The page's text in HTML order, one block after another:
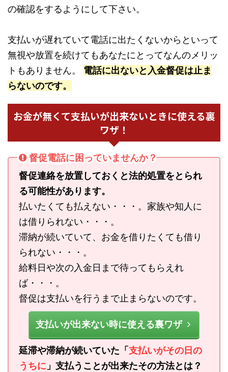
の確認をするようにして下さい。
支払いが遅れていて電話に出たくないからといって
無視や放置を続けてもあなたにとってなんのメリッ
トもありません。 電話に出ないと入金督促は止ま
らないのです。
お金が無くて支払いが出来ないときに使える裏
ワザ！
督促電話に困っていませんか？
督促連絡を放置しておくと法的処置をとられ
る可能性があります。
払いたくても払えない・・・。家族や知人に
は借りられない・・・。
滞納が続いていて、お金を借りたくても借り
られない・・・。
給料日や次の入金日まで待ってもらえれ
ば・・・。
督促は支払いを行うまで止まらないのです。
支払いが出来ない時に使える裏ワザ
延滞や滞納が続いていた「 支払いがその日の
うちに 」支払うことが出来たその方法とは？